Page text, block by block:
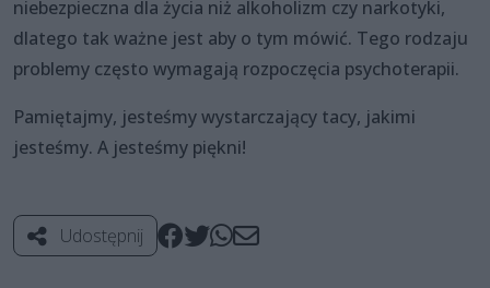
niebezpieczna dla życia niż alkoholizm czy narkotyki,
dlatego tak ważne jest aby o tym mówić. Tego rodzaju
problemy często wymagają rozpoczęcia psychoterapii.
Pamiętajmy, jesteśmy wystarczający tacy, jakimi
jesteśmy. A jesteśmy piękni!
Udostępnij